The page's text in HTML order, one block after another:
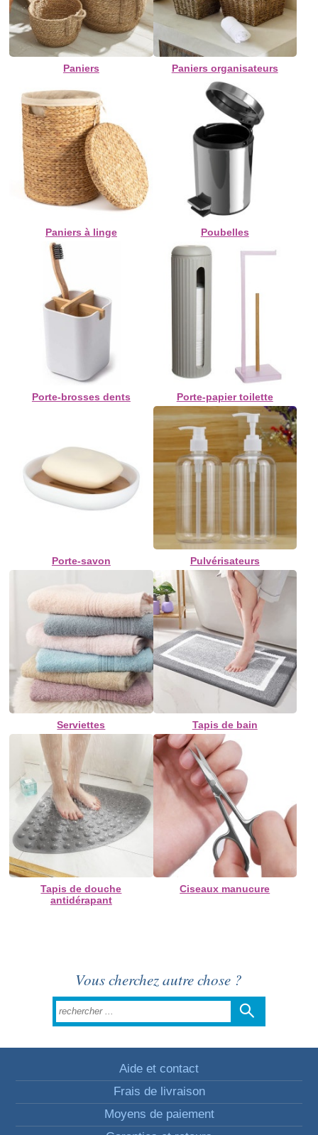
Paniers Paniers organisateurs
Paniers à linge Poubelles
Porte-brosses dents Porte-papier toilette
Porte-savon Pulvérisateurs
Serviettes Tapis de bain
Tapis de douche
antidérapant
Ciseaux manucure
Vous cherchez autre chose ?
Aide et contact
Frais de livraison
Moyens de paiement